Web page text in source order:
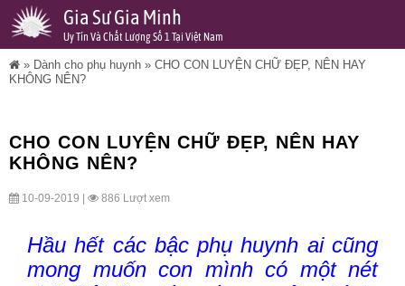
Gia Sư Gia Minh
Uy Tín Và Chất Lượng Số 1 Tại Việt Nam
» Dành cho phụ huynh » CHO CON LUYỆN CHỮ ĐẸP, NÊN HAY
KHÔNG NÊN?
CHO CON LUYỆN CHỮ ĐẸP, NÊN HAY
KHÔNG NÊN?
10-09-2019 | 886 Lượt xem
Hầu hết các bậc phụ huynh ai cũng
mong muốn con mình có một nét